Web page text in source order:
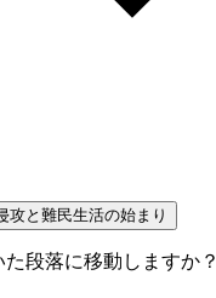
攻と難民生活の始まり
段落に移動しますか？